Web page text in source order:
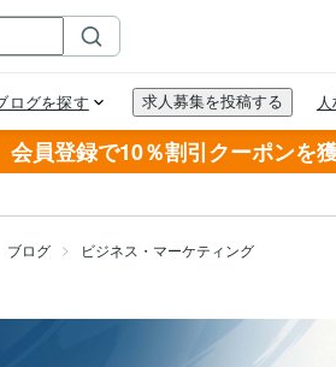
会員登録で10％割引クーポンを
ブログ ビジネス・マーケティング